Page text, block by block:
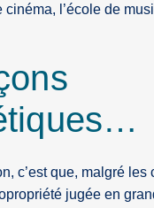
cinéma, l’école de
c’est que, malgré les
jugée en